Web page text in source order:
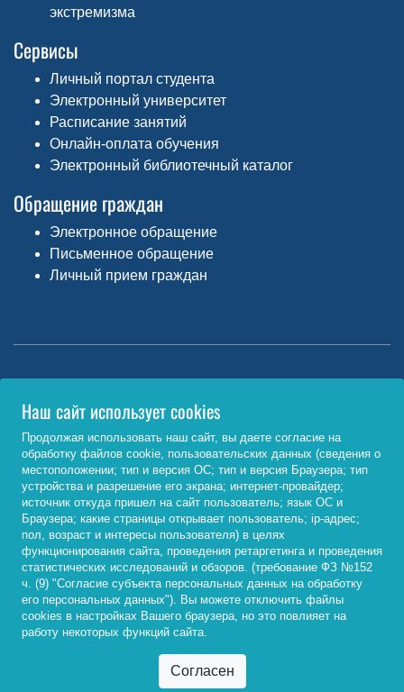
экстремизма
Сервисы
Личный портал студента
Электронный университет
Расписание занятий
Онлайн-оплата обучения
Электронный библиотечный каталог
Обращение граждан
Электронное обращение
Письменное обращение
Личный прием граждан
Министерство науки и высшего образования РФ
http://www.minobrnauki.gov.ru/
Министерство просвещения РФ
https://edu.gov.ru/
Федеральный портал «Российское образование»
http://www.edu.ru/
© 2026, ФГБОУ ВО «Байкальский государственный
университет»
Наш сайт использует cookies
Продолжая использовать наш сайт, вы даете согласие на
обработку файлов cookie, пользовательских данных (сведения о
местоположении; тип и версия ОС; тип и версия Браузера; тип
устройства и разрешение его экрана; интернет-провайдер;
источник откуда пришел на сайт пользователь; язык ОС и
Браузера; какие страницы открывает пользователь; ip-адрес;
пол, возраст и интересы пользователя) в целях
функционирования сайта, проведения ретаргетинга и проведения
статистических исследований и обзоров. (требование ФЗ №152
ч. (9) "Согласие субъекта персональных данных на обработку
его персональных данных"). Вы можете отключить файлы
cookies в настройках Вашего браузера, но это повлияет на
работу некоторых функций сайта.